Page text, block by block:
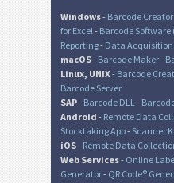
Windows- Barcode Creator
for Excel - Barcode Software
Reporting- Data
macOS- Barcode Maker-
Linux, UNIX- Barcode
Barcode Server
SAP- Barcode DLL -
Android - Remote Data
Stocktaking App- Scanner
iOS- Remote Data
Web Services- Online
Generator- QR Code®